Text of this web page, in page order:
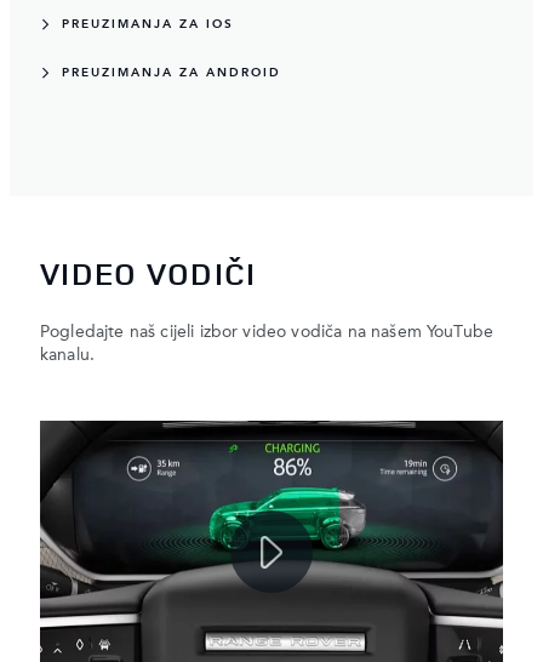
PREUZIMANJA ZA IOS
PREUZIMANJA ZA ANDROID
VIDEO VODIČI
Pogledajte naš cijeli izbor video vodiča na našem YouTube
kanalu.